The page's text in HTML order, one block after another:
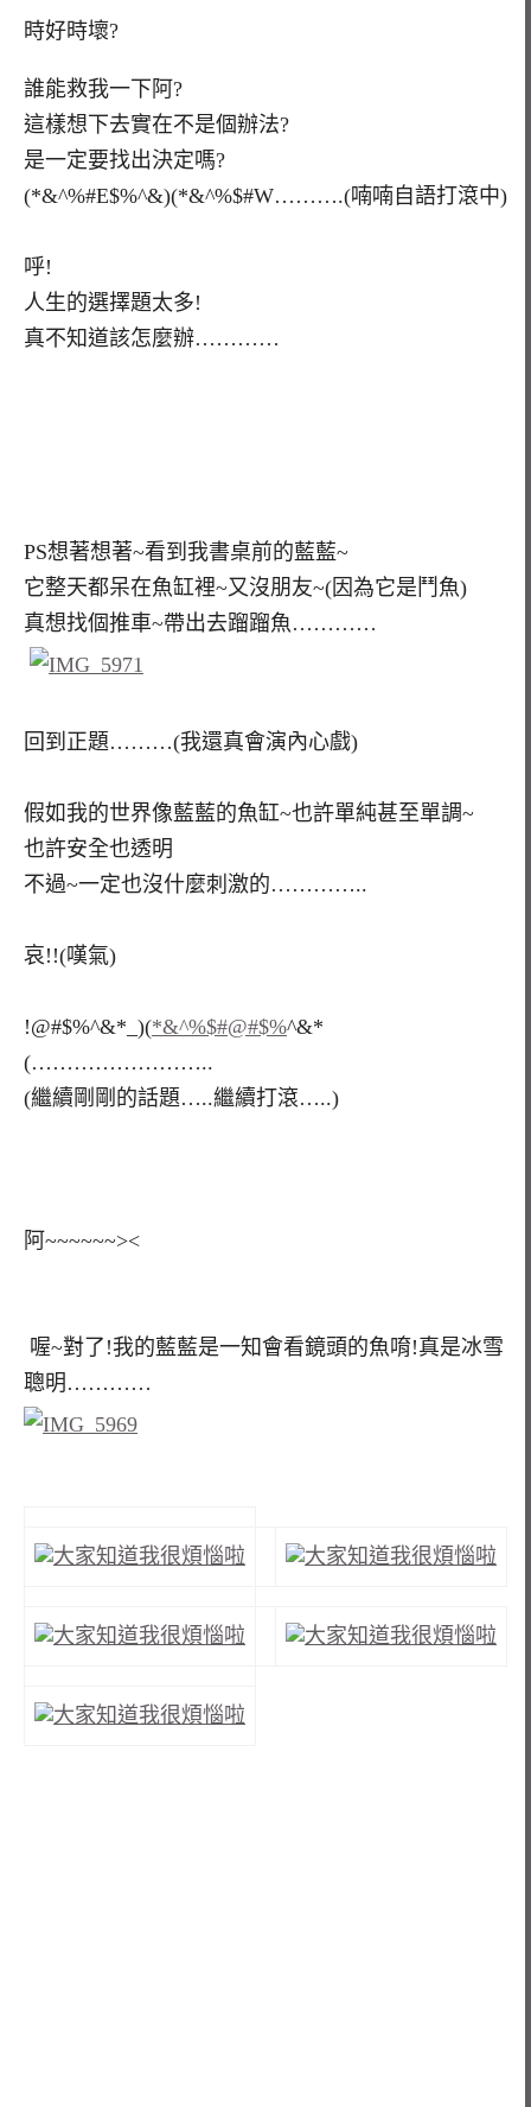
時好時壞?
誰能救我一下阿?
這樣想下去實在不是個辦法?
是一定要找出決定嗎?
(*&^%#E$%^&)(*&^%$#W……….(喃喃自語打滾中)
呼!
人生的選擇題太多!
真不知道該怎麼辦…………
PS想著想著~看到我書桌前的藍藍~
它整天都呆在魚缸裡~又沒朋友~(因為它是鬥魚)
真想找個推車~帶出去蹓蹓魚…………
回到正題………(我還真會演內心戲)
假如我的世界像藍藍的魚缸~也許單純甚至單調~
也許安全也透明
不過~一定也沒什麼刺激的…………..
哀!!(嘆氣)
!@#$%^&*_)(*&^%$#@#$%^&*
(……………………..
(繼續剛剛的話題…..繼續打滾…..)
阿~~~~~~><
喔~對了!我的藍藍是一知會看鏡頭的魚唷!真是冰雪
聰明…………